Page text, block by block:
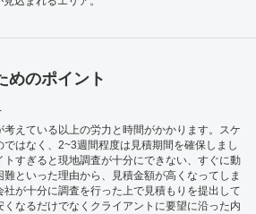
めのポイント
考えている以上の労力と時間がかかります。スケ
はなく、2~3週間程度は見積期間を確保しまし
トすぎると現地調査が十分にできない、すぐに動
といった理由から、見積金額が高くなってしま
社が十分に調査を行った上で見積もりを提出して
くなるだけでなくクライアントに要望に沿った内